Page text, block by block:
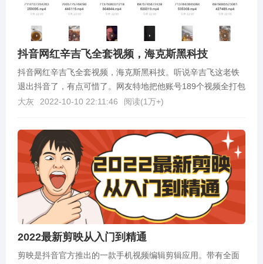
抖音网红辛吉飞全套视频，海克斯黑科技
抖音网红辛吉飞全套视频，海克斯黑科技。听说辛吉飞这老铁
退出抖音了，有点可惜了。网友特地把他账号189个视频全打包
下载下来，弄网盘了，想看的自行下载。下载链接：h...
大灰 2022-10-10 22:11:46 阅读(1万+)
2022最新剪映从入门到精通
剪映是抖音官方推出的一款手机视频编辑剪辑应用。带有全面